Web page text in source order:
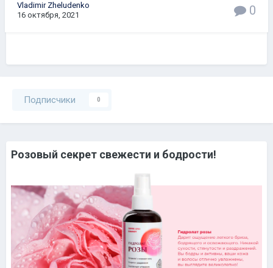
Vladimir Zheludenko
16 октября, 2021
0
Подписчики 0
Розовый секрет свежести и бодрости!